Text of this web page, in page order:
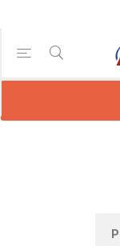
Categoría
Lubricantes